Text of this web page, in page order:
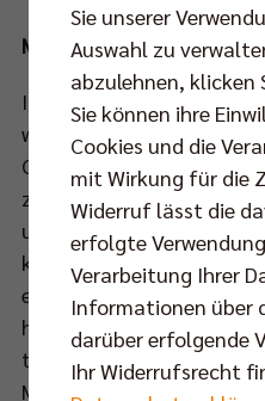
Mit viel Ruhe zum
Im Moment muss man
wer diesen VfB
Gegen den TSV
zum fünften Mal in
und sammelte die Punkte
komfortables Polster von
einem Spiel mehr) auf die
haben in Satz eins und
trotzdem ruhig geblieben.
Mannschaft ein
Sie unserer
Auswahl zu
abzulehnen, klicken
Sie können ihre
Cookies und die
mit Wirkung für die
Widerruf lässt die
erfolgte
Verarbeitung Ihrer
Informationen über
darüber erfolgende
Ihr Widerrufsrecht